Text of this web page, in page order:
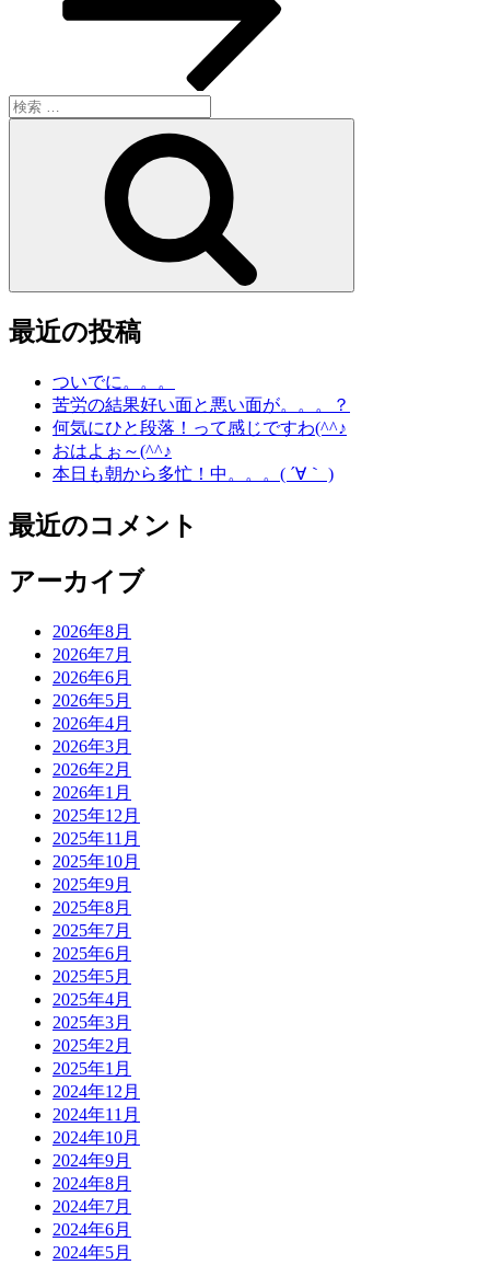
検
索:
最近の投稿
ついでに。。。
苦労の結果好い面と悪い面が。。。？
何気にひと段落！って感じですわ(^^♪
おはよぉ～(^^♪
本日も朝から多忙！中。。。( ´∀｀ )
最近のコメント
アーカイブ
2026年8月
2026年7月
2026年6月
2026年5月
2026年4月
2026年3月
2026年2月
2026年1月
2025年12月
2025年11月
2025年10月
2025年9月
2025年8月
2025年7月
2025年6月
2025年5月
2025年4月
2025年3月
2025年2月
2025年1月
2024年12月
2024年11月
2024年10月
2024年9月
2024年8月
2024年7月
2024年6月
2024年5月